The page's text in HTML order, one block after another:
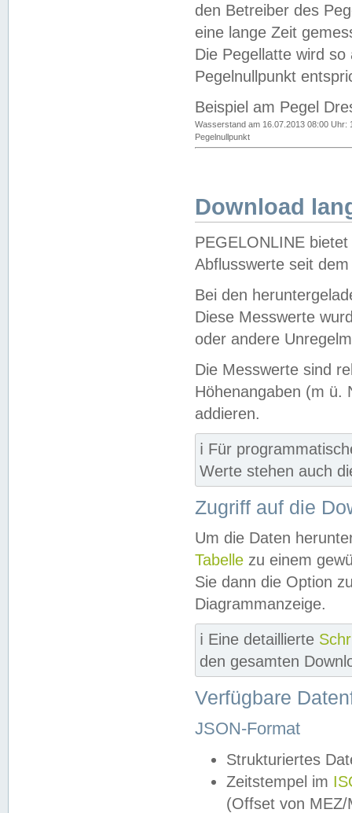
den Betreiber des
eine lange Zeit
Die Pegellatte wird
Pegelnullpunkt
Beispiel am Pegel
Wasserstand am 16.07.2013 08:00 Uhr:
Pegelnullpunkt
Download
PEGELONLINE
Abflusswerte seit
Bei den
Diese Messwerte
oder andere
Die Messwerte sind
Höhenangaben (m ü.
addieren.
ℹ️ Für
Werte stehen auch
Zugriff auf die
Um die Daten
Tabelle zu einem
Sie dann die Option
Diagrammanzeige.
ℹ️ Eine detaillierte
den gesamten
Verfügbare
JSON-Format
Strukturiertes
Zeitstempel im
(Offset von MEZ/